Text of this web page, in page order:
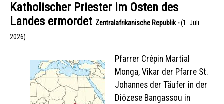
Katholischer Priester im Osten des
Landes ermordet Zentralafrikanische Republik -(1. Juli
2026)
Pfarrer Crépin Martial
Monga, Vikar der Pfarre St.
Johannes der Täufer in der
Diözese Bangassou in